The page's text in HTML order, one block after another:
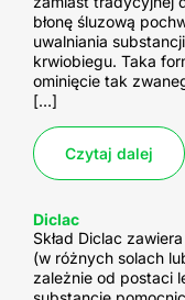
błonę śluzową
uwalniania
krwiobiegu. Taka
ominięcie tak
[…]
Czytaj dalej
Diclac
Skład Diclac
(w różnych solach
zależnie od postaci
Natamycyna UNIA
Skład Produkt
natamycynę,
Sumamigren
Skład Sumamigren
Nimesil
Skład Substancja
Uronorm
Skład Uronorm
Monural
Skład Monural
Cipronex
Skład Cipronex
ciprofloxacin
Aknemycin Plus
Aknemycin Plus to
stosowany w
trądzikiem. Preparat
Zentel
Zentel opis leku